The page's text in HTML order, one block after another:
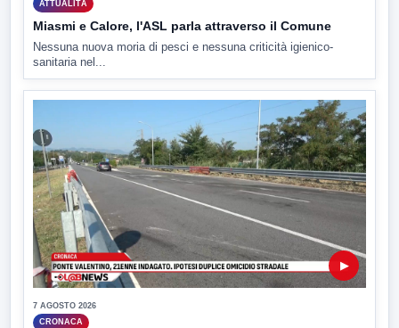
ATTUALITÀ
Miasmi e Calore, l'ASL parla attraverso il Comune
Nessuna nuova moria di pesci e nessuna criticità igienico-
sanitaria nel...
▶
7 AGOSTO 2026
CRONACA